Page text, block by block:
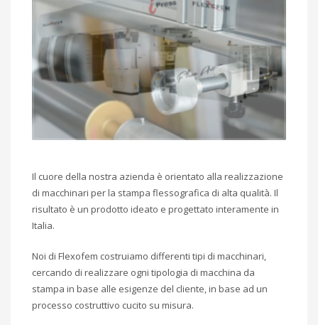
Il cuore della nostra azienda è orientato alla realizzazione
di macchinari per la stampa flessografica di alta qualità. Il
risultato è un prodotto ideato e progettato interamente in
Italia.
Noi di Flexofem costruiamo differenti tipi di macchinari,
cercando di realizzare ogni tipologia di macchina da
stampa in base alle esigenze del cliente, in base ad un
processo costruttivo cucito su misura.